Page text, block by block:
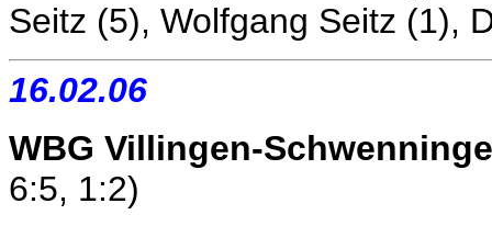
Seitz (5), Wolfgang Seitz (1),
16.02.06
WBG Villingen-
6:5, 1:2)